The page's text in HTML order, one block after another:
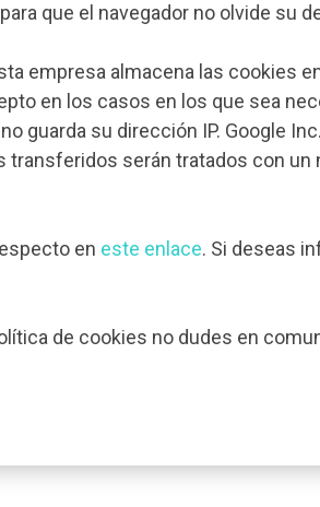
que el navegador no olvide su
empresa almacena las cookies
en los casos en los que sea
guarda su dirección IP. Google
serán tratados con
en este enlace. Si deseas
de cookies no dudes en